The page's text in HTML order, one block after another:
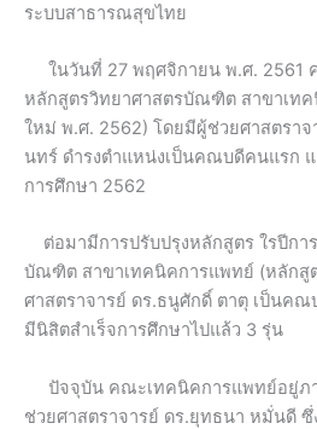
ระบบสาธารณสุขไทย
ในวันที่ 27 พฤศจิกายน พ.ศ. 2561
หลักสูตรวิทยาศาสตรบัณฑิต สาขาเท
ใหม่ พ.ศ. 2562) โดยมีผู้ช่วยศาสตรา
นทร์ ดำรงตำแหน่งเป็นคณบดีคนแรก
การศึกษา 2562
ต่อมามีการปรับปรุงหลักสูตร ใรปีกา
บัณฑิต สาขาเทคนิคการแพทย์ (หลักสู
ศาสตราจารย์ ดร.ธนูศักดิ์ ตาตุ เป็นค
มีนิสิตสำเร็จการศึกษาไปแล้ว 3 รุ่น
ปัจจุบัน คณะเทคนิคการแพทย์อยู่ภา
ช่วยศาสตราจารย์ ดร.ยุทธนา หมั่นดี